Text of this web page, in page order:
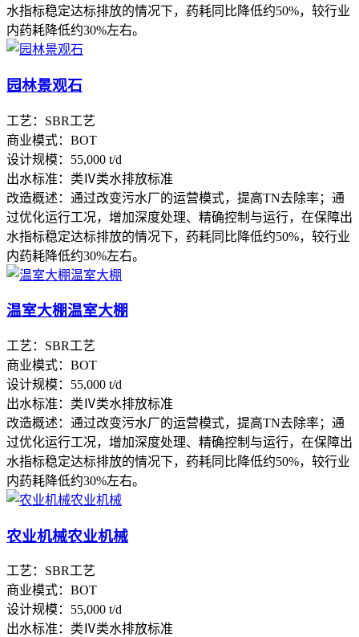
水指标稳定达标排放的情况下，药耗同比降低约50%，较行业
内药耗降低约30%左右。
园林景观石
工艺：SBR工艺
商业模式：BOT
设计规模：55,000 t/d
出水标准：类Ⅳ类水排放标准
改造概述：通过改变污水厂的运营模式，提高TN去除率；通
过优化运行工况，增加深度处理、精确控制与运行，在保障出
水指标稳定达标排放的情况下，药耗同比降低约50%，较行业
内药耗降低约30%左右。
温室大棚温室大棚
工艺：SBR工艺
商业模式：BOT
设计规模：55,000 t/d
出水标准：类Ⅳ类水排放标准
改造概述：通过改变污水厂的运营模式，提高TN去除率；通
过优化运行工况，增加深度处理、精确控制与运行，在保障出
水指标稳定达标排放的情况下，药耗同比降低约50%，较行业
内药耗降低约30%左右。
农业机械农业机械
工艺：SBR工艺
商业模式：BOT
设计规模：55,000 t/d
出水标准：类Ⅳ类水排放标准